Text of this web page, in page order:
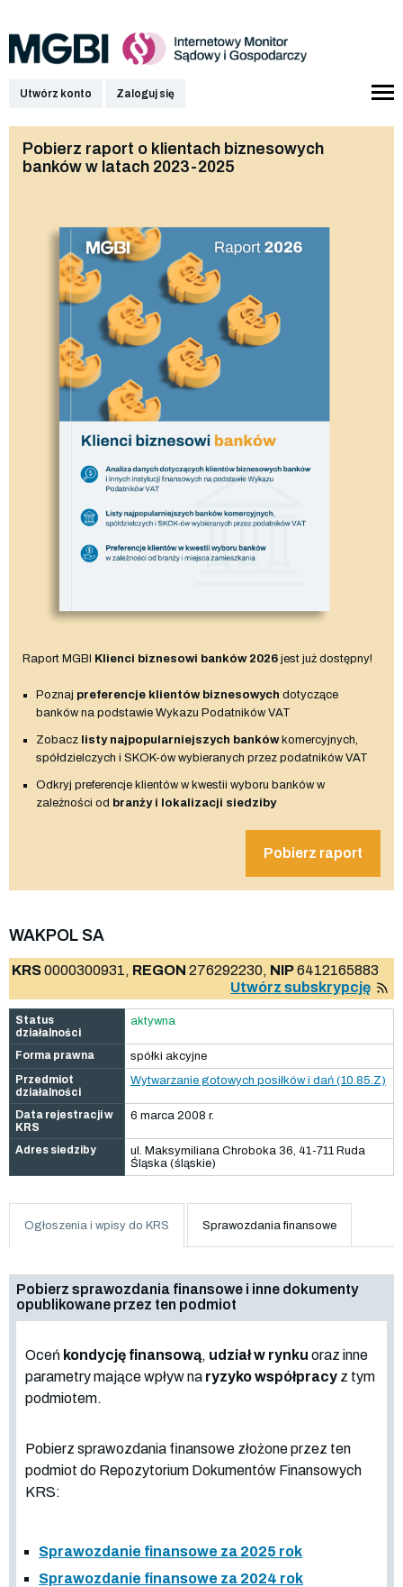
Utwórz konto Zaloguj się
Pobierz raport o klientach biznesowych
banków w latach 2023-2025
Raport MGBI Klienci biznesowi banków 2026 jest już dostępny!
Poznaj preferencje klientów biznesowych dotyczące
banków na podstawie Wykazu Podatników VAT
Zobacz listy najpopularniejszych bankówkomercyjnych,
spółdzielczych i SKOK-ów wybieranych przez podatników VAT
Odkryj preferencje klientów w kwestii wyboru banków w
zależności od branży i lokalizacji siedziby
Pobierz raport
WAKPOL SA
KRS0000300931, REGON 276292230, NIP6412165883
Utwórz subskrypcję
Status
działalności
aktywna
Forma prawna
spółki akcyjne
Przedmiot
działalności
Wytwarzanie gotowych posiłków i dań (10.85.Z)
Data rejestracji w
KRS
6 marca 2008 r.
Adres siedziby
ul. Maksymiliana Chroboka 36, 41-711 Ruda
Śląska (śląskie)
Ogłoszenia i wpisy do KRS Sprawozdania finansowe
Pobierz sprawozdania finansowe i inne dokumenty
opublikowane przez ten podmiot
Oceń kondycję finansową, udział w rynku oraz inne
parametry mające wpływ na ryzyko współpracy z tym
podmiotem.
Pobierz sprawozdania finansowe złożone przez ten
podmiot do Repozytorium Dokumentów Finansowych
KRS:
Sprawozdanie finansowe za 2025 rok
Sprawozdanie finansowe za 2024 rok